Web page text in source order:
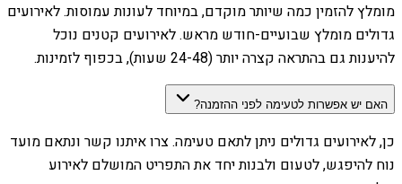
מומלץ להזמין כמה שיותר מוקדם, במיוחד לעונות עמוסות. לאירועים
גדולים מומלץ שבועיים-חודש מראש. לאירועים קטנים נוכל
להיענות גם בהתראה קצרה יותר (24-48 שעות), בכפוף לזמינות.
האם יש אפשרות לטעימה לפני ההזמנה?
כן, לאירועים גדולים ניתן לתאם טעימה. צרו איתנו קשר ונתאם מועד
נוח להיפגש, לטעום ולבנות יחד את התפריט המושלם לאירוע